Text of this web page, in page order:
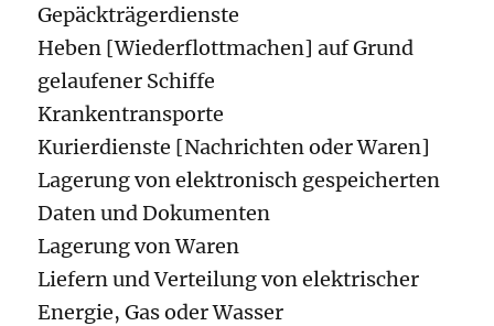
Gepäckträgerdienste
Heben [Wiederflottmachen] auf Grund
gelaufener Schiffe
Krankentransporte
Kurierdienste [Nachrichten oder Waren]
Lagerung von elektronisch gespeicherten
Daten und Dokumenten
Lagerung von Waren
Liefern und Verteilung von elektrischer
Energie, Gas oder Wasser